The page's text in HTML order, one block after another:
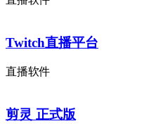
Twitch直播平台
直播软件
剪灵 正式版